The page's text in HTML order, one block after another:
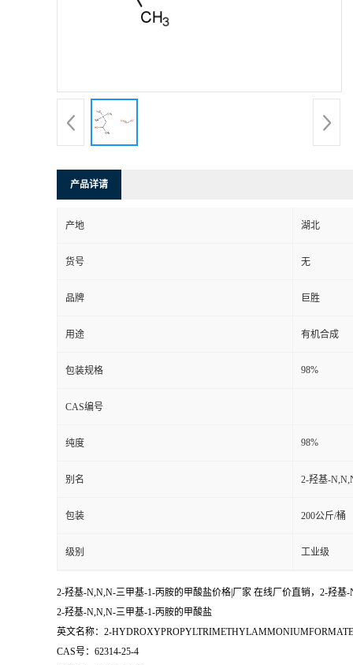
产品详请
产地 湖北
货号 无
品牌 巨胜
用途 有机合成
包装规格 98%
CAS编号
纯度 98%
别名 2-羟基-
包装 200公斤/桶
级别 工业级
2-羟基-N,N,N-三甲基-1-丙胺的甲酸盐价格|厂家 在线厂价直销，2-羟
2-羟基-N,N,N-三甲基-1-丙胺的甲酸盐
英文名称：2-HYDROXYPROPYLTRIMETHYLAMMONIUMFORMATE
CAS号：62314-25-4